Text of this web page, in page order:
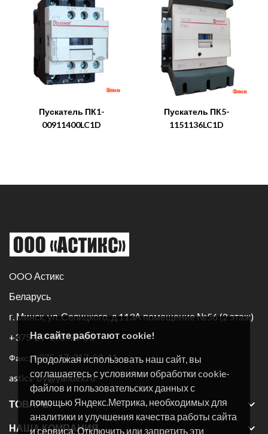
На сайте работают cookie!
Продолжая использовать наш сайт, вы
соглашаетесь с условиями обработки cookie-
файлов и пользовательских данных с
помощью Яндекс.Метрика, необходимых для
аналитики и улучшения качества работы сайта
и сервиса. Отключить или запретить эти
Пускатель ПК1-
00911400LC1D
Пускатель ПК5-
1151136LC1D
OOO Астикс
Беларусь
г. Минск, ул. Селицкого, д.113А помещение №56 (2 этаж)
+375-29-170-96-60
Факс:+375-17-317-59-41
astics-by@yandex.ru
ТОВАРЫ 
НАША КОМПАНИЯ 